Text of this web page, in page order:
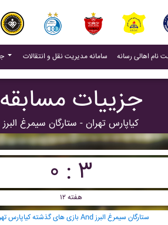
جدول بازی ها سامانه مدیریت نقل و انتقالات (current)
نام اهالی رسانه
جزییات مسابقه
کياپارس تهران - ستارگان سيمرغ البرز
۰ : ۳
هفته ۱۲
بازی های گذشته کياپارس تهران And ستارگان سيمرغ البرز